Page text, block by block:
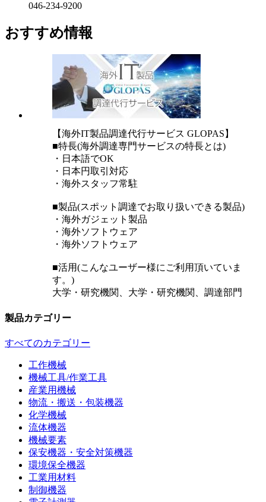
046-234-9200
おすすめ情報
【海外IT製品調達代行サービス GLOPAS】
■特長(海外調達専門サービスの特長とは)
・日本語でOK
・日本円取引対応
・海外スタッフ常駐
■製品(スポット調達でお取り扱いできる製品)
・海外ガジェット製品
・海外ソフトウェア
・海外ソフトウェア
■活用(こんなユーザー様にご利用頂いていま
す。)
大学・研究機関、大学・研究機関、調達部門
製品カテゴリー
すべてのカテゴリー
工作機械
機械工具/作業工具
産業用機械
物流・搬送・包装機器
化学機械
流体機器
機械要素
保安機器・安全対策機器
環境保全機器
工業用材料
制御機器